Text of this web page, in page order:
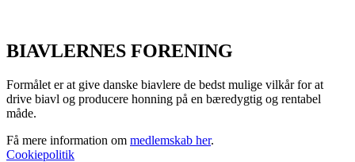
BIAVLERNES FORENING
Formålet er at give danske biavlere de bedst mulige vilkår for at
drive biavl og producere honning på en bæredygtig og rentabel
måde.
Få mere information om medlemskab her.
Cookiepolitik